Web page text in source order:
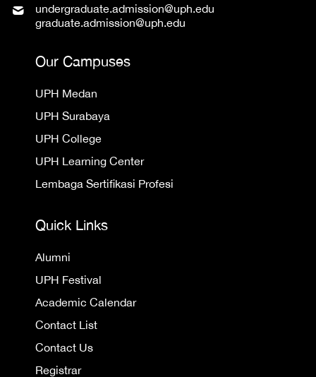
undergraduate.admission@uph.edu
graduate.admission@uph.edu
Our Campuses
UPH Medan
UPH Surabaya
UPH College
UPH Learning Center
Lembaga Sertifikasi Profesi
Quick Links
Alumni
UPH Festival
Academic Calendar
Contact List
Contact Us
Registrar